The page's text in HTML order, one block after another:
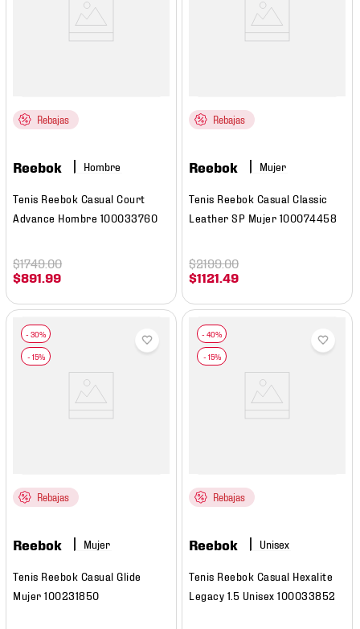
Rebajas
Reebok Hombre
Tenis Reebok Casual Court
Advance Hombre 100033760
$891 .99
$1749.00
Rebajas
Reebok Mujer
Tenis Reebok Casual Classic
Leather SP Mujer 100074458
$1121 .49
$2199.00
Rebajas
Reebok Mujer
Tenis Reebok Casual Glide
Mujer 100231850
Rebajas
Reebok
Tenis Reebok Casual Hexalite
Legacy 1.5 Unisex 100033852